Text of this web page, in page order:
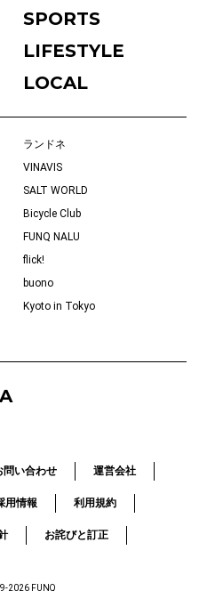
SPORTS
LIFESTYLE
LOCAL
ランドネ
VINAVIS
SALT WORLD
Bicycle Club
FUNQ NALU
flick!
buono
Kyoto in Tokyo
問い合わせ 運営会社
用情報 利用規約
お詫びと訂正
2026 FUNQ